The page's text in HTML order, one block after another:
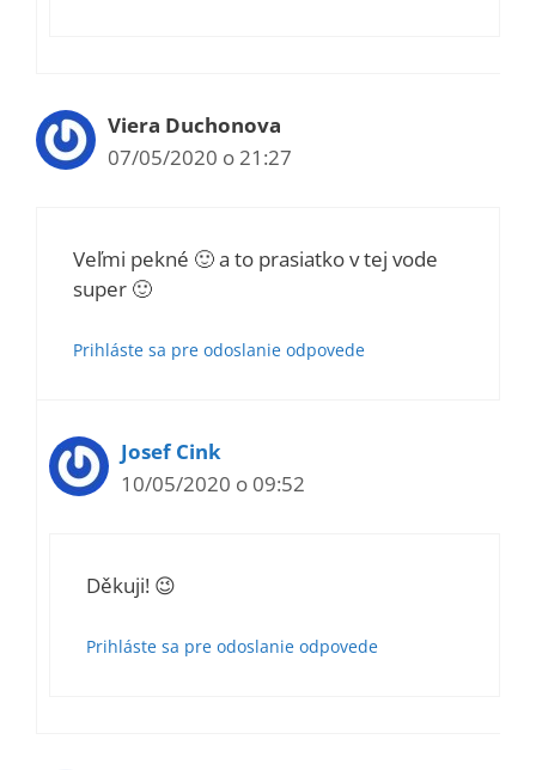
Viera Duchonova
07/05/2020 o 21:27
Veľmi pekné 🙂 a to prasiatko v tej vode
super 🙂
Prihláste sa pre odoslanie odpovede
Josef Cink
10/05/2020 o 09:52
Děkuji! 😉
Prihláste sa pre odoslanie odpovede